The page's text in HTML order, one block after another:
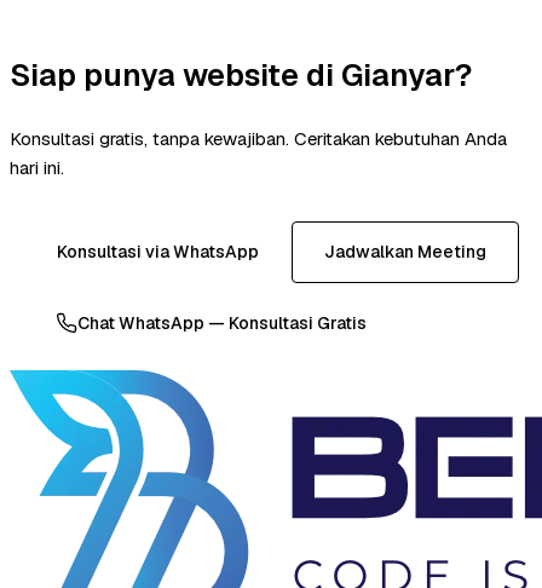
Siap punya website di Gianyar?
Konsultasi gratis, tanpa kewajiban. Ceritakan kebutuhan Anda
hari ini.
Konsultasi via WhatsApp Jadwalkan Meeting
Chat WhatsApp — Konsultasi Gratis